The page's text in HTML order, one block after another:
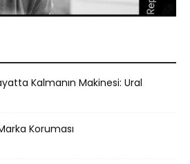
Kalmanın Makinesi: Ural
Koruması